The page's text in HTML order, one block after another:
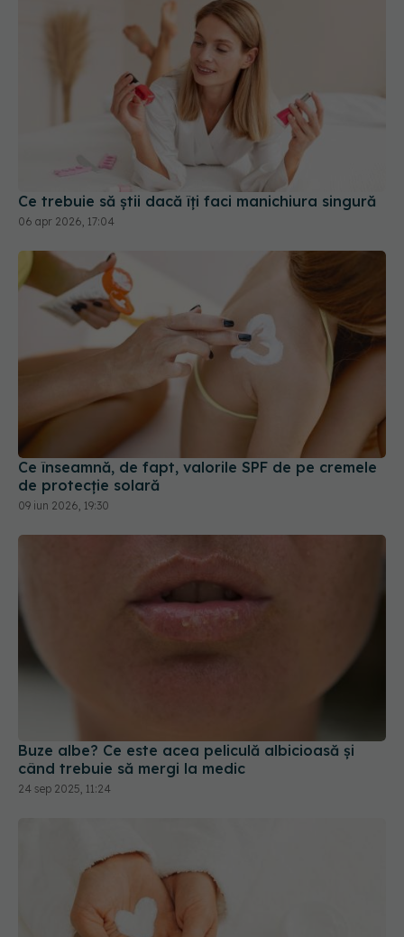
Ce trebuie să știi dacă îți faci manichiura singură
Ce înseamnă, de fapt, valorile SPF de pe cremele
de protecție solară
Buze albe? Ce este acea peliculă albicioasă și